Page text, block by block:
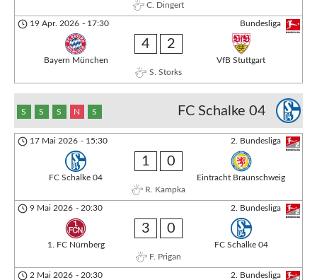
C. Dingert
Bundesliga
19 Apr. 2026 - 17:30
Bayern München
4 2
VfB Stuttgart
S. Storks
FC Schalke 04
S S S N S
2. Bundesliga
17 Mai 2026 - 15:30
FC Schalke 04
1 0
Eintracht Braunschweig
R. Kampka
2. Bundesliga
9 Mai 2026 - 20:30
1. FC Nürnberg
3 0
FC Schalke 04
F. Prigan
2. Bundesliga
2 Mai 2026 - 20:30